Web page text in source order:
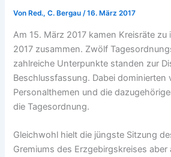
Von Red., C. Bergau/16. März 2017
Am 15. März 2017 kamen Kreisräte zu
2017 zusammen. Zwölf
zahlreiche Unterpunkte standen zur
Beschlussfassung. Dabei dominierten
Personalthemen und die
die Tagesordnung.
Gleichwohl hielt die jüngste Sitzung
Gremiums des Erzgebirgskreises aber